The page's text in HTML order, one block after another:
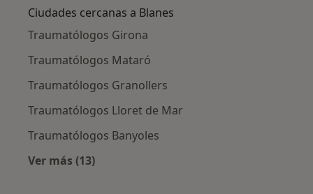
Ciudades cercanas a Blanes
Traumatólogos Girona
Traumatólogos Mataró
Traumatólogos Granollers
Traumatólogos Lloret de Mar
Traumatólogos Banyoles
Ver más (13)